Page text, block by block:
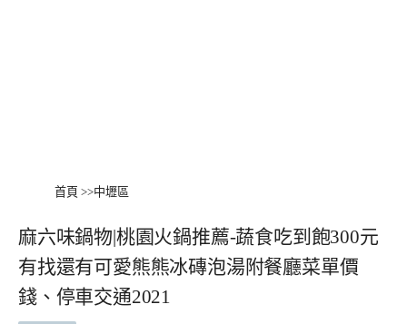
首頁 >>中壢區
麻六味鍋物|桃園火鍋推薦-蔬食吃到飽300元
有找還有可愛熊熊冰磚泡湯附餐廳菜單價
錢、停車交通2021